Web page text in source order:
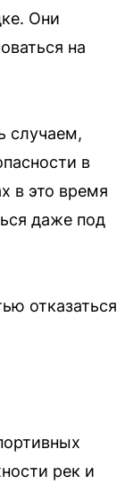
Они
на
случаем,
в
в это время
даже под
отказаться
рек и